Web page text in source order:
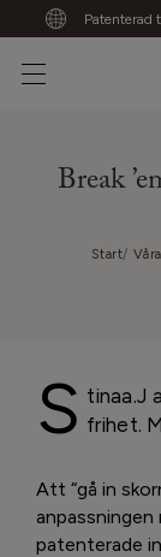
Patenterad
Break
Start
S tinaa.J
frihet.
Att “gå in
patenterade